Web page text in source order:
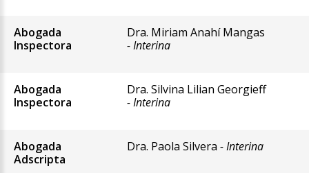
Abogada
Inspectora
Dra. Miriam Anahí Mangas
- Interina
Abogada
Inspectora
Dra. Silvina Lilian Georgieff
- Interina
Abogada
Adscripta
Dra. Paola Silvera - Interina